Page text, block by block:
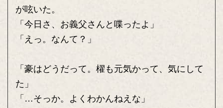
が呟いた。
「今日さ、お義父さんと喋ったよ」
「えっ。なんて？」
「豪はどうだって。櫂も元気かって、気にして
た」
「…そっか。よくわかんねえな」